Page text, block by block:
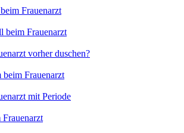
Frauenarzt
beim Frauenarzt
vorher duschen?
beim Frauenarzt
mit Periode